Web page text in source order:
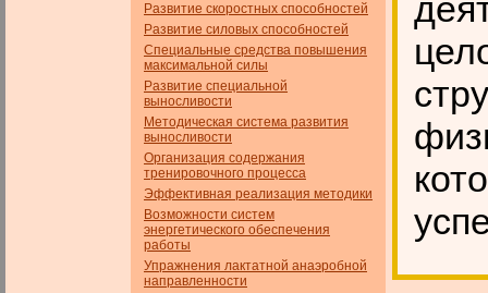
Развитие скоростных способностей
Развитие силовых способностей
Специальные средства повышения
максимальной силы
Развитие специальной
выносливости
Методическая система развития
выносливости
Организация содержания
тренировочного процесса
Эффективная реализация методики
Возможности систем
энергетического обеспечения
работы
Упражнения лактатной анаэробной
направленности